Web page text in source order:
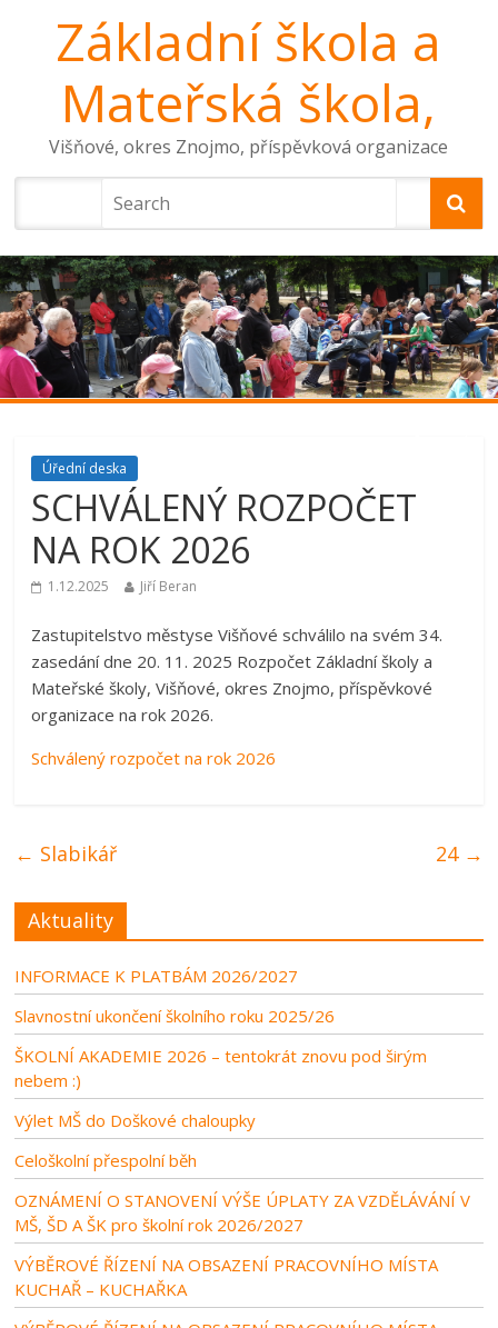
Základní škola a
Mateřská škola,
Višňové, okres Znojmo, příspěvková organizace
Úřední deska
SCHVÁLENÝ ROZPOČET
NA ROK 2026
1.12.2025 Jiří Beran
Zastupitelstvo městyse Višňové schválilo na svém 34.
zasedání dne 20. 11. 2025 Rozpočet Základní školy a
Mateřské školy, Višňové, okres Znojmo, příspěvkové
organizace na rok 2026.
Schválený rozpočet na rok 2026
← Slabikář 24 →
Aktuality
INFORMACE K PLATBÁM 2026/2027
Slavnostní ukončení školního roku 2025/26
ŠKOLNÍ AKADEMIE 2026 – tentokrát znovu pod širým
nebem :)
Výlet MŠ do Doškové chaloupky
Celoškolní přespolní běh
OZNÁMENÍ O STANOVENÍ VÝŠE ÚPLATY ZA VZDĚLÁVÁNÍ V
MŠ, ŠD A ŠK pro školní rok 2026/2027
VÝBĚROVÉ ŘÍZENÍ NA OBSAZENÍ PRACOVNÍHO MÍSTA
KUCHAŘ – KUCHAŘKA